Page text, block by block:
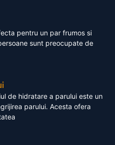
pentru un par frumos si
sunt preocupate de
de hidratare a parului este un
parului. Acesta ofera